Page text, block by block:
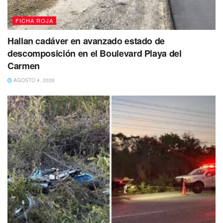
FICHA ROJA
Hallan cadáver en avanzado estado de
descomposición en el Boulevard Playa del
Carmen
AGOSTO 4, 2026